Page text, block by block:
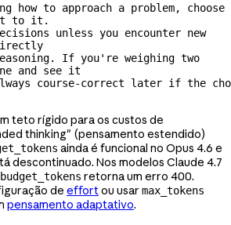
how to approach a problem, choose
to it.
unless you encounter new
If you're weighing two
and see it
course-correct later if the
teto rígido para os custos de
thinking" (pensamento estendido)
ainda é funcional no Opus 4.6 e
descontinuado. Nos modelos Claude 4.7
budget_tokens retorna um erro 400.
de effort ou usar max_tokens
pensamento adaptativo.